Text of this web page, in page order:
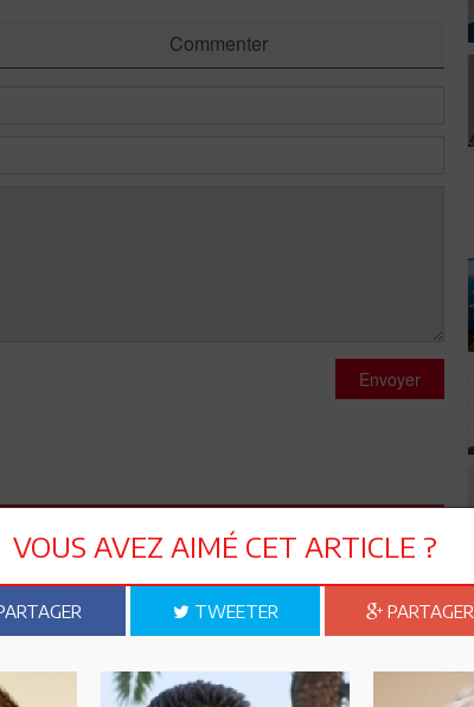
Commenter
Envoyer
emportera les élections
et non de divisions. éspérons que tous ceux qui
l'échec. dans l'interet du pays ! voter Essebsi c'est
qu'il y a beacoup de tunisiens qui souhaitent divisre le
ton concitoyen Tunisien respectueux des règles de la
VOUS AVEZ AIMÉ CET ARTICLE ?
TWEETER PARTAGER